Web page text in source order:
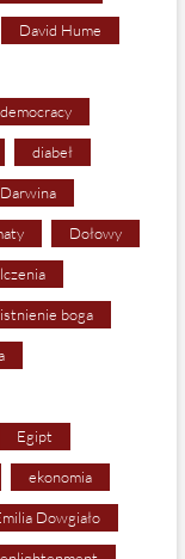
David Hume
democracy
diabeł
Dołowy
boga
Egipt
ekonomia
Dowgiało